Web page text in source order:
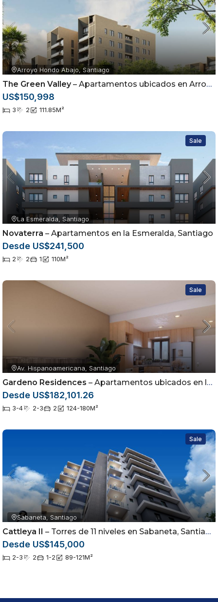
Arroyo Hondo Abajo, Santiago
The Green Valley– Apartamentos ubicados en Arroyo Hondo Abajo, Santiago de los Caballeros
US$150,998
3 2 111.85M²
Sale
La Esmeralda, Santiago
Novaterra – Apartamentos en la Esmeralda, Santiago
Desde US$241,500
2 2 1 110M²
Sale
Av. Hispanoamericana, Santiago
Gardeno Residences – Apartamentos ubicados en la Av. Hispanoamericana dentro del sector Jardínes del Sur
Desde US$182,101.26
3-4 2-3 2 124-180M²
Sale
Sabaneta, Santiago
Cattleya II – Torres de 11 niveles en Sabaneta, Santiago
Desde US$145,000
2-3 2 1-2 89-121M²